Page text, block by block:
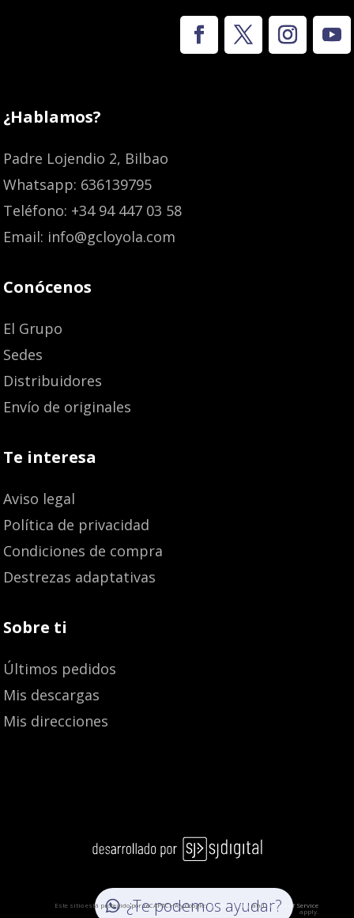
¿Hablamos?
Padre Lojendio 2, Bilbao
Whatsapp: 636139795
Teléfono: +34 94 447 03 58
Email: info@gcloyola.com
Conócenos
El Grupo
Sedes
Distribuidores
Envío de originales
Te interesa
Aviso legal
Política de privacidad
Condiciones de compra
Destrezas adaptativas
Sobre ti
Últimos pedidos
Mis descargas
Mis direcciones
¿Te podemos ayudar?
Este sitio está protegido por reCAPTCHA y Google:Privacy Policy andTerms of Service
apply.